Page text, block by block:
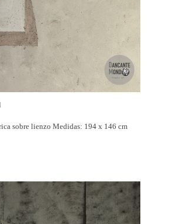
sobre lienzo Medidas: 194 x 146 cm